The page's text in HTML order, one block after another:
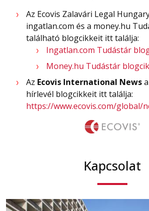
Az Ecovis Zalavári Legal
ingatlan.com és a money.hu
található blogcikkeit itt találja:
Ingatlan.com Tudástár
Money.hu Tudástár
Az Ecovis International News
hírlevél blogcikkeit itt találja:
https://www.ecovis.com/global/
Kapcsolat